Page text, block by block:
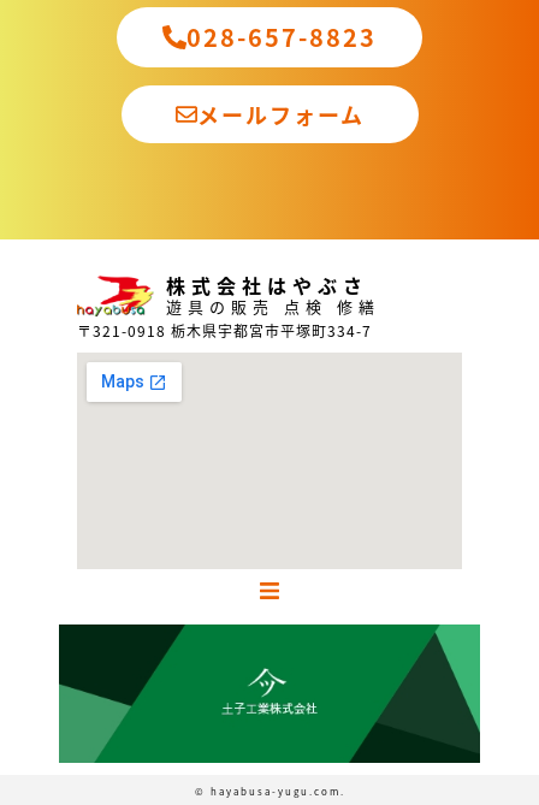
028-657-8823
メールフォーム
株式会社はやぶさ
遊具の販売 点検 修繕
〒321-0918 栃木県宇都宮市平塚町334-7
サービス内容
取扱商品一覧
© hayabusa-yugu.com.